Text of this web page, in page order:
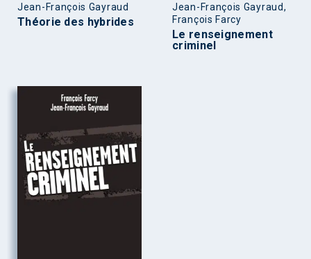
Jean-François Gayraud
Théorie des hybrides
Jean-François Gayraud,
François Farcy
Le renseignement
criminel